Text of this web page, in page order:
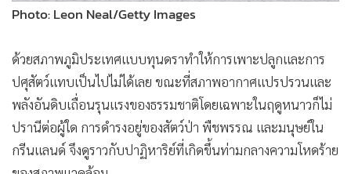
Photo: Leon Neal/Getty Images
ด้วยสภาพภูมิประเทศแบบทุนดราทำให้การเพาะปลูกและการ
ปศุสัตว์แทบเป็นไปไม่ได้เลย ขณะที่สภาพอากาศแปรปรวนและ
พลังอันดิบเถื่อนรุนแรงของธรรมชาติโดยเฉพาะในฤดูหนาวก็ไม่
ปรานีต่อผู้ใด การดำรงอยู่ของสัตว์ป่า พืชพรรณ และมนุษย์ใน
กรีนแลนด์ จึงดูราวกับปาฏิหาริย์ที่เกิดขึ้นท่ามกลางความโหดร้าย